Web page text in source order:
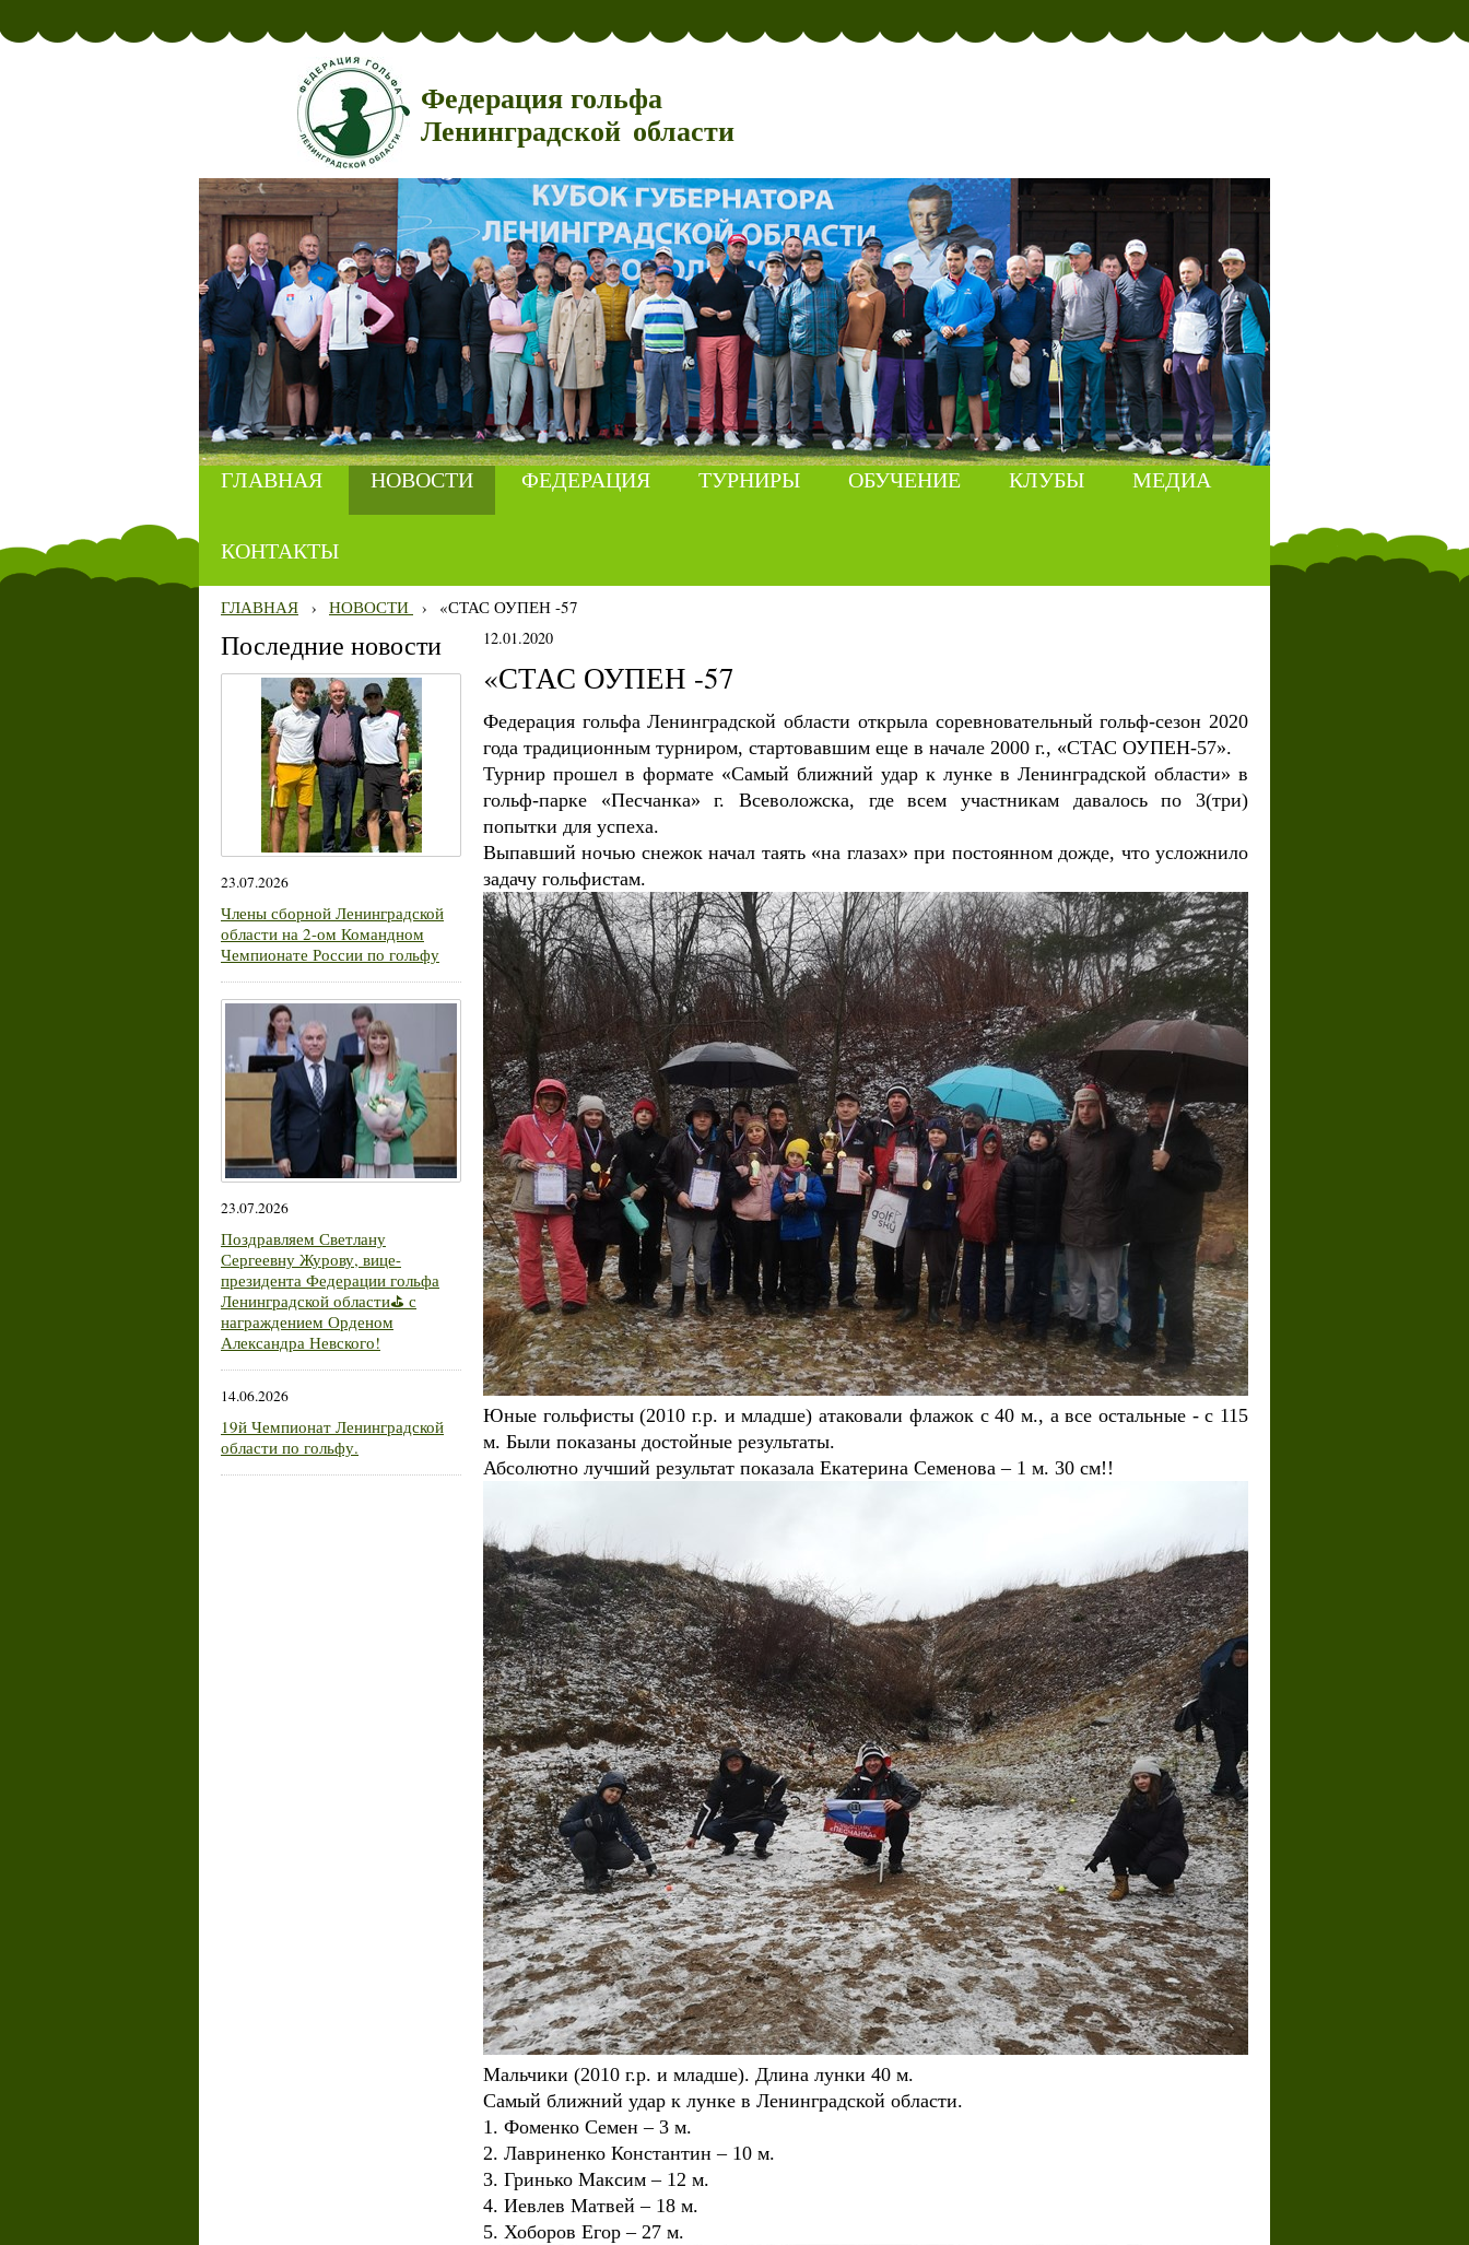
Федерация гольфа
Ленинградской области
ГЛАВНАЯ НОВОСТИ ФЕДЕРАЦИЯ ТУРНИРЫ ОБУЧЕНИЕ КЛУБЫ МЕДИА
КОНТАКТЫ
ГЛАВНАЯ › НОВОСТИ › «СТАС ОУПЕН -57
Последние новости
23.07.2026
Члены сборной Ленинградской
области на 2-ом Командном
Чемпионате России по гольфу
23.07.2026
Поздравляем Светлану
Сергеевну Журову, вице-
президента Федерации гольфа
Ленинградской области⛳ с
награждением Орденом
Александра Невского!
14.06.2026
19й Чемпионат Ленинградской
области по гольфу.
12.01.2020
«СТАС ОУПЕН -57
Федерация гольфа Ленинградской области открыла соревновательный гольф-сезон 2020
года традиционным турниром, стартовавшим еще в начале 2000 г., «СТАС ОУПЕН-57».
Турнир прошел в формате «Самый ближний удар к лунке в Ленинградской области» в
гольф-парке «Песчанка» г. Всеволожска, где всем участникам давалось по 3(три)
попытки для успеха.
Выпавший ночью снежок начал таять «на глазах» при постоянном дожде, что усложнило
задачу гольфистам.
Юные гольфисты (2010 г.р. и младше) атаковали флажок с 40 м., а все остальные - с 115
м. Были показаны достойные результаты.
Абсолютно лучший результат показала Екатерина Семенова – 1 м. 30 см!!
Мальчики (2010 г.р. и младше). Длина лунки 40 м.
Самый ближний удар к лунке в Ленинградской области.
1. Фоменко Семен – 3 м.
2. Лавриненко Константин – 10 м.
3. Гринько Максим – 12 м.
4. Иевлев Матвей – 18 м.
5. Хоборов Егор – 27 м.